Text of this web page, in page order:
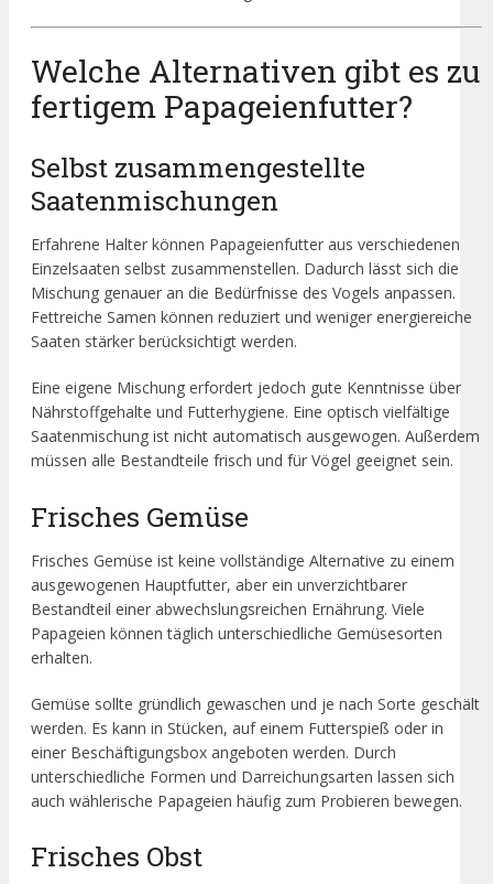
Welche Alternativen gibt es zu
fertigem Papageienfutter?
Selbst zusammengestellte
Saatenmischungen
Erfahrene Halter können Papageienfutter aus verschiedenen
Einzelsaaten selbst zusammenstellen. Dadurch lässt sich die
Mischung genauer an die Bedürfnisse des Vogels anpassen.
Fettreiche Samen können reduziert und weniger energiereiche
Saaten stärker berücksichtigt werden.
Eine eigene Mischung erfordert jedoch gute Kenntnisse über
Nährstoffgehalte und Futterhygiene. Eine optisch vielfältige
Saatenmischung ist nicht automatisch ausgewogen. Außerdem
müssen alle Bestandteile frisch und für Vögel geeignet sein.
Frisches Gemüse
Frisches Gemüse ist keine vollständige Alternative zu einem
ausgewogenen Hauptfutter, aber ein unverzichtbarer
Bestandteil einer abwechslungsreichen Ernährung. Viele
Papageien können täglich unterschiedliche Gemüsesorten
erhalten.
Gemüse sollte gründlich gewaschen und je nach Sorte geschält
werden. Es kann in Stücken, auf einem Futterspieß oder in
einer Beschäftigungsbox angeboten werden. Durch
unterschiedliche Formen und Darreichungsarten lassen sich
auch wählerische Papageien häufig zum Probieren bewegen.
Frisches Obst